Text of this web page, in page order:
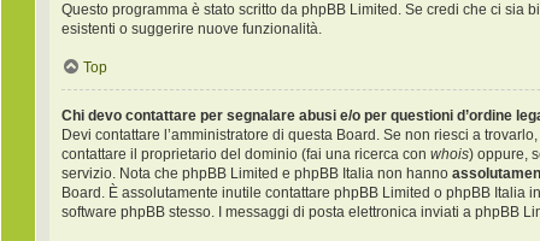
Questo programma è stato scritto da phpBB Limited. Se credi che ci
esistenti o suggerire nuove funzionalità.
Top
Chi devo contattare per segnalare abusi e/o per questioni d’ordine
Devi contattare l’amministratore di questa Board. Se non riesci a
contattare il proprietario del dominio (fai una ricerca con whois) oppure,
servizio. Nota che phpBB Limited e phpBB Italia non hanno
Board. È assolutamente inutile contattare phpBB Limited o phpBB
software phpBB stesso. I messaggi di posta elettronica inviati a phpBB